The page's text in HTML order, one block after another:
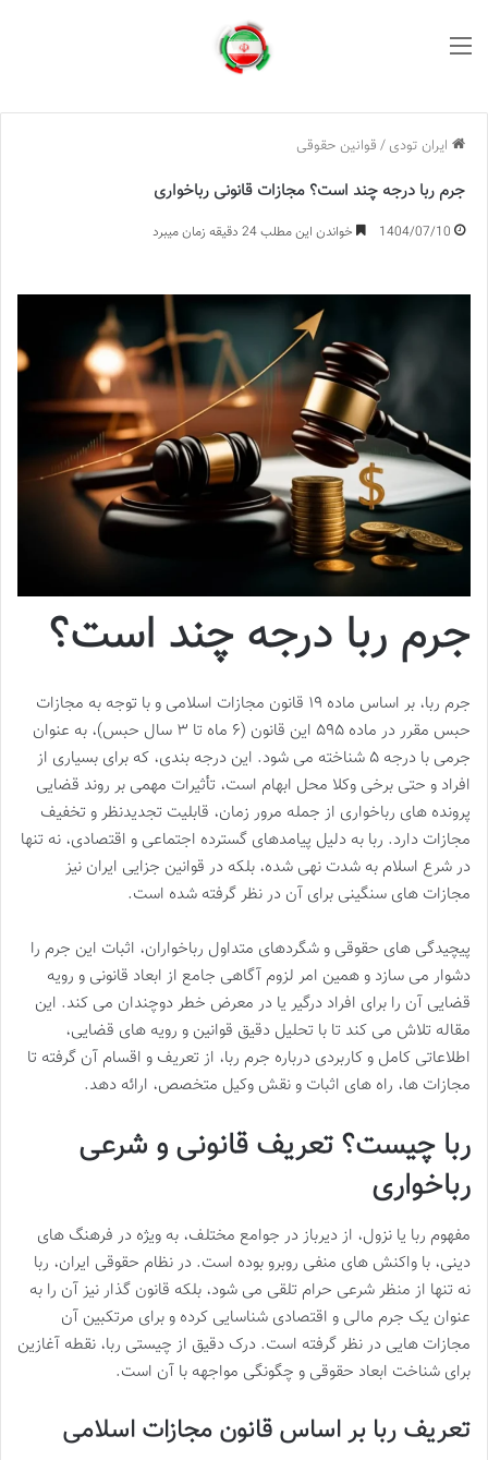
ایران تودی / قوانین حقوقی
جرم ربا درجه چند است؟ مجازات قانونی رباخواری
1404/07/10 خواندن این مطلب 24 دقیقه زمان میبرد
جرم ربا درجه چند است؟
جرم ربا، بر اساس ماده ۱۹ قانون مجازات اسلامی و با توجه به مجازات
حبس مقرر در ماده ۵۹۵ این قانون (۶ ماه تا ۳ سال حبس)، به عنوان
جرمی با درجه ۵ شناخته می شود. این درجه بندی، که برای بسیاری از
افراد و حتی برخی وکلا محل ابهام است، تأثیرات مهمی بر روند قضایی
پرونده های رباخواری از جمله مرور زمان، قابلیت تجدیدنظر و تخفیف
مجازات دارد. ربا به دلیل پیامدهای گسترده اجتماعی و اقتصادی، نه تنها
در شرع اسلام به شدت نهی شده، بلکه در قوانین جزایی ایران نیز
مجازات های سنگینی برای آن در نظر گرفته شده است.
پیچیدگی های حقوقی و شگردهای متداول رباخواران، اثبات این جرم را
دشوار می سازد و همین امر لزوم آگاهی جامع از ابعاد قانونی و رویه
قضایی آن را برای افراد درگیر یا در معرض خطر دوچندان می کند. این
مقاله تلاش می کند تا با تحلیل دقیق قوانین و رویه های قضایی،
اطلاعاتی کامل و کاربردی درباره جرم ربا، از تعریف و اقسام آن گرفته تا
مجازات ها، راه های اثبات و نقش وکیل متخصص، ارائه دهد.
ربا چیست؟ تعریف قانونی و شرعی
رباخواری
مفهوم ربا یا نزول، از دیرباز در جوامع مختلف، به ویژه در فرهنگ های
دینی، با واکنش های منفی روبرو بوده است. در نظام حقوقی ایران، ربا
نه تنها از منظر شرعی حرام تلقی می شود، بلکه قانون گذار نیز آن را به
عنوان یک جرم مالی و اقتصادی شناسایی کرده و برای مرتکبین آن
مجازات هایی در نظر گرفته است. درک دقیق از چیستی ربا، نقطه آغازین
برای شناخت ابعاد حقوقی و چگونگی مواجهه با آن است.
تعریف ربا بر اساس قانون مجازات اسلامی